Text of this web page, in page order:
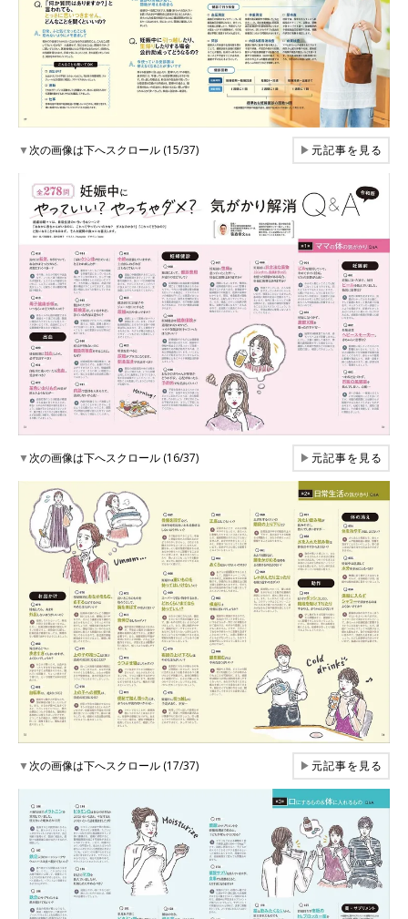
▼次の画像は下へスクロール (15/37) ▶元記事を見る
▼次の画像は下へスクロール (16/37) ▶元記事を見る
▼次の画像は下へスクロール (17/37) ▶元記事を見る